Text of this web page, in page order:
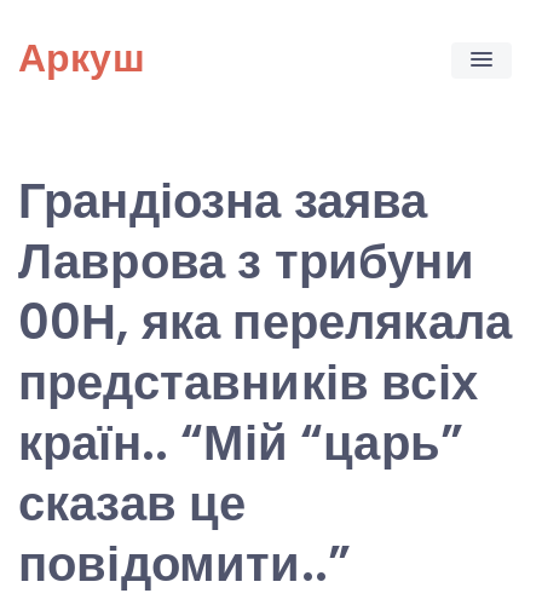
content
Аркуш
Грандіозна заява
Лаврова з трибуни
00Н, яка перелякала
представників всіх
країн.. “Мій “царь”
сказав це
повідомити..”